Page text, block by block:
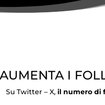
AUMENTA I
Su Twitter – X, il numero di